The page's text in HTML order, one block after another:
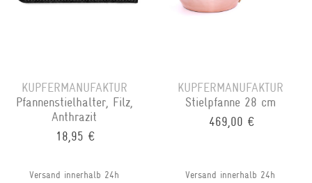
KUPFERMANUFAKTUR
Pfannenstielhalter, Filz,
Anthrazit
18,95 €
Versand innerhalb 24h
KUPFERMANUFAKTUR
Stielpfanne 28 cm
469,00 €
Versand innerhalb 24h